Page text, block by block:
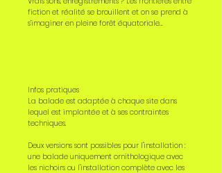
fiction et réalité se brouillent et on se prend à
s’imaginer en pleine forêt équatoriale…
Infos pratiques
La balade est adaptée à chaque site dans
lequel est implantée et à ses contraintes
techniques.
Deux versions sont possibles pour l'installation :
une balade uniquement ornithologique avec
les nichoirs ou l'installation complète avec les